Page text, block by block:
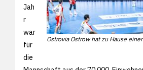
Ostrovia Ostrow hat zu Hause
Jah
r
war
für
die